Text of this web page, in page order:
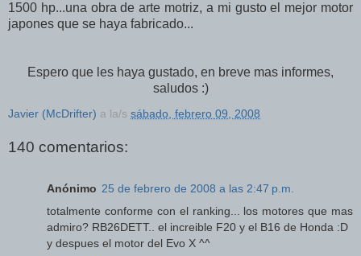
1500 hp...una obra de arte motriz, a mi gusto el mejor motor
japones que se haya fabricado...
Espero que les haya gustado, en breve mas informes,
saludos :)
Javier (McDrifter) a la/s sábado, febrero 09, 2008
140 comentarios:
Anónimo 25 de febrero de 2008 a las 2:47 p.m.
totalmente conforme con el ranking... los motores que mas
admiro? RB26DETT.. el increible F20 y el B16 de Honda :D
y despues el motor del Evo X ^^